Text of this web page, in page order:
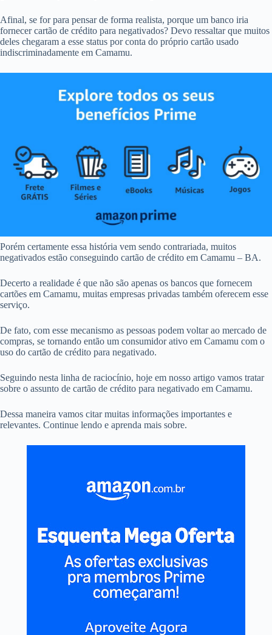
Afinal, se for para pensar de forma realista, porque um banco iria
fornecer cartão de crédito para negativados? Devo ressaltar que muitos
deles chegaram a esse status por conta do próprio cartão usado
indiscriminadamente em Camamu.
Porém certamente essa história vem sendo contrariada, muitos
negativados estão conseguindo cartão de crédito em Camamu – BA.
Decerto a realidade é que não são apenas os bancos que fornecem
cartões em Camamu, muitas empresas privadas também oferecem esse
serviço.
De fato, com esse mecanismo as pessoas podem voltar ao mercado de
compras, se tornando então um consumidor ativo em Camamu com o
uso do cartão de crédito para negativado.
Seguindo nesta linha de raciocínio, hoje em nosso artigo vamos tratar
sobre o assunto de cartão de crédito para negativado em Camamu.
Dessa maneira vamos citar muitas informações importantes e
relevantes. Continue lendo e aprenda mais sobre.